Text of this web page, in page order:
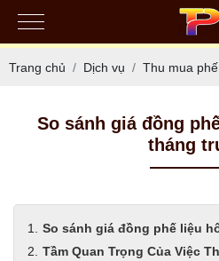
Trang chủ Dịch vụ Thu mua
So sánh giá đồng
tháng
So sánh giá đồng phế liệu
Tầm Quan Trọng Của Việc